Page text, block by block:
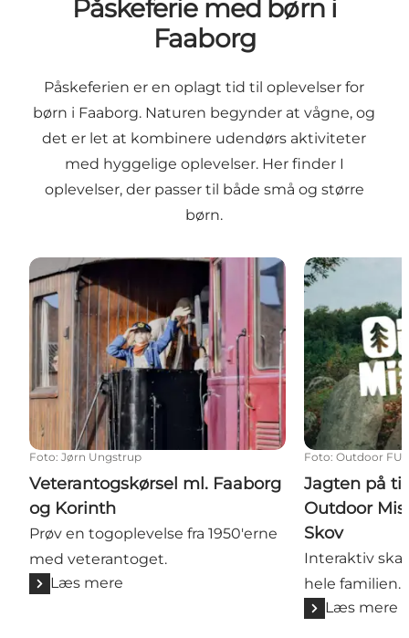
Påskeferie med børn i
Faaborg
Påskeferien er en oplagt tid til oplevelser for
børn i Faaborg. Naturen begynder at vågne, og
det er let at kombinere udendørs aktiviteter
med hyggelige oplevelser. Her finder I
oplevelser, der passer til både små og større
børn.
Veterantogskørsel ml. Faaborg og Korinth
Foto: Jørn Ungstrup
Veterantogskørsel ml. Faaborg
og Korinth
Prøv en togoplevelse fra 1950'erne
med veterantoget.
Læs mere
Jagten på
Foto: Outdoor
Jagten på
Outdoor
Skov
Interaktiv
hele familien.
Læs mere